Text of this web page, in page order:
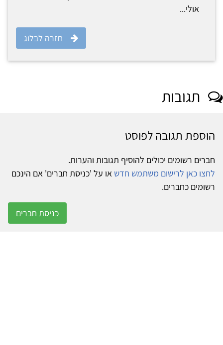
אולי...
חזרה לבלוג
תגובות
הוספת תגובה לפוסט
חברים רשומים יכולים להוסיף תגובות והערות.
לחצו כאן לרישום משתמש חדש או על 'כניסת חברים' אם הינכם
רשומים כחברים.
כניסת חברים